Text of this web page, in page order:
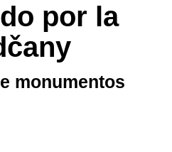
por la
monumentos